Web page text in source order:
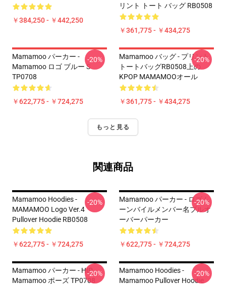
￥384,250 - ￥442,250
リント トート バッグ RB0508
￥361,775 - ￥434,275
Mamamoo パーカー -
Mamamoo ロゴ ブルー S
TP0708
￥622,775 - ￥724,275
-20%
Mamamoo バッグ - プリント
トートバッグRB0508上の
KPOP MAMAMOOオール
￥361,775 - ￥434,275
-20%
もっと見る
関連商品
Mamamoo Hoodies -
MAMAMOO Logo Ver.4
Pullover Hoodie RB0508
￥622,775 - ￥724,275
-20%
Mamamoo パーカー - ロゴム
ーンバイルメンバー名プルオ
ーバーパーカー
￥622,775 - ￥724,275
-20%
Mamamoo パーカー - HIP
Mamamoo ポーズ TP0708
-20%
Mamamoo Hoodies -
Mamamoo Pullover Hoodie
-20%